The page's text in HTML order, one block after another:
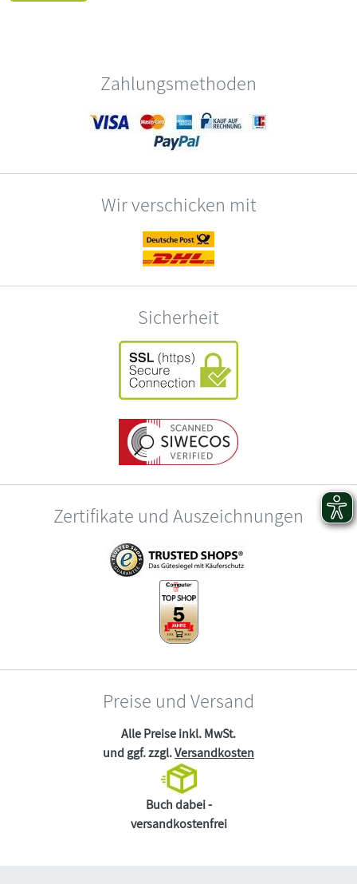
Zahlungsmethoden
Wir verschicken mit
Sicherheit
Zertifikate und Auszeichnungen
Preise und Versand
Alle Preise inkl. MwSt.
und ggf. zzgl.Versandkosten
Buch dabei -
versandkostenfrei